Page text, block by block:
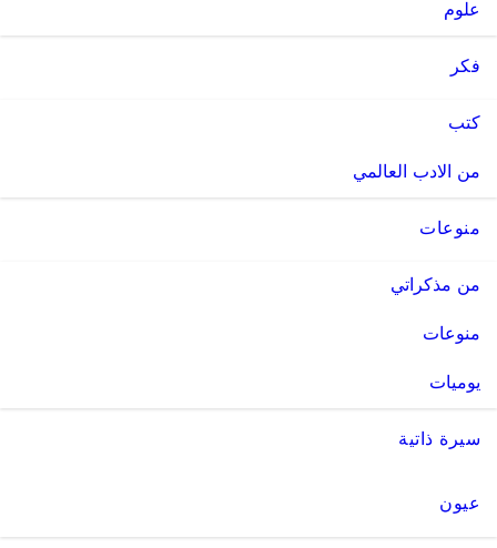
علوم
فكر
كتب
من الادب العالمي
منوعات
من مذكراتي
منوعات
يوميات
سيرة ذاتية
عيون